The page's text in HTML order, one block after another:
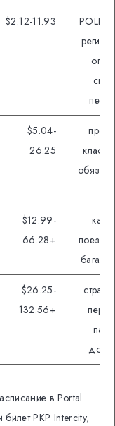
$2.12-11.93
$5.04-
26.25
класс
$12.99-
66.28+
багаж,
$26.25-
132.56+
в Portal
PKP Intercity,